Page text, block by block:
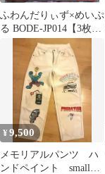
ふわんだりぃず×めいぷ
る BODE-JP014【3枚セ
¥9,500
メモリアルパンツ ハ
ンドペイント small